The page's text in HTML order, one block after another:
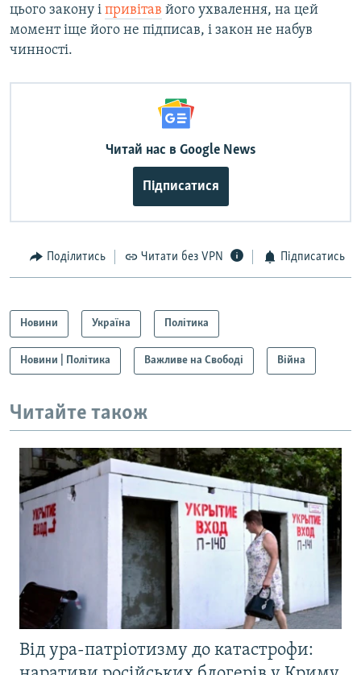
цього закону і привітав його ухвалення, на цей
момент іще його не підписав, і закон не набув
чинності.
Читай нас в Google News
Підписатися
Поділитись Читати без VPN Підписатись
Новини Україна Політика
Новини | Політика Важливе на Свободі Війна
Читайте також
Від ура-патріотизму до катастрофи: